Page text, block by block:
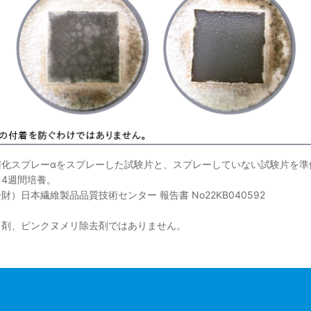
スプレーαをスプレーした試験片と、スプレーしていない試験片を
週間培養。
）日本繊維製品品質技術センター 報告書 No22KB040592
、ピンクヌメリ除去剤ではありません。